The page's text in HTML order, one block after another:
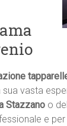
vasta
Stazzano o
e per